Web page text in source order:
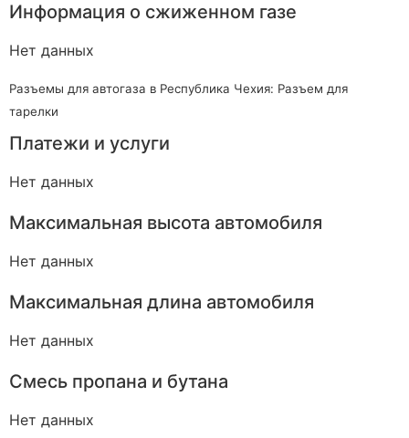
Информация о сжиженном газе
Нет данных
Разъемы для автогаза в Республика Чехия: Разъем для
тарелки
Платежи и услуги
Нет данных
Максимальная высота автомобиля
Нет данных
Максимальная длина автомобиля
Нет данных
Смесь пропана и бутана
Нет данных